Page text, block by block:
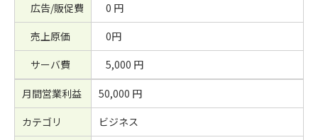
広告/販促費
0 円
売上原価
0円
サーバ費
5,000 円
月間営業利益
50,000 円
カテゴリ
ビジネス